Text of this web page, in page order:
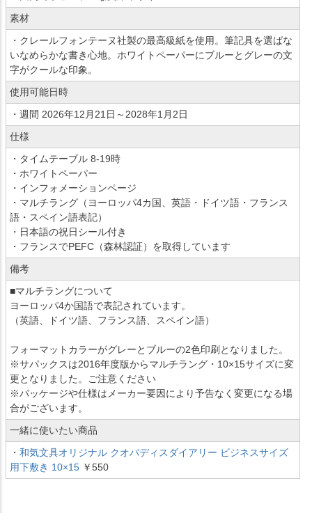
素材
・クレールフォンテーヌ社製の最高級紙を使用。筆記具を選ばな
いなめらかな書き心地。ホワイトペーパーにブルーとグレーの文
字がクールな印象。
使用可能日時
・週間 2026年12月21日～2028年1月2日
仕様
・タイムテーブル 8-19時
・ホワイトペーパー
・インフォメーションページ
・マルチラング（ヨーロッパ4カ国、英語・ドイツ語・フランス
語・スペイン語表記）
・日本語の祝日シール付き
・フランスでPEFC（森林認証）を取得しています
備考
■マルチラングについて
ヨーロッパ4か国語で表記されています。
（英語、ドイツ語、フランス語、スペイン語）
フォーマットカラーがグレーとブルーの2色印刷となりました。
※サパックスは2016年度版からマルチラング・10×15サイズに変
更となりました。ご注意ください
※パッケージや仕様はメーカー要因により予告なく変更になる場
合がございます。
一緒に使いたい商品
・ 和気文具オリジナル クオバディスダイアリー ビジネスサイズ
用下敷き 10×15 ￥550